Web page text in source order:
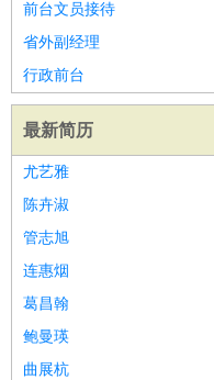
前台文员接待
省外副经理
行政前台
最新简历
尤艺雅
陈卉淑
管志旭
连惠烟
葛昌翰
鲍曼瑛
曲展杭